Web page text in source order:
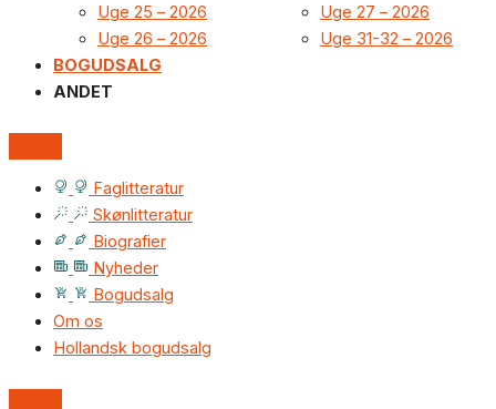
Uge 25 – 2026
Uge 26 – 2026
Uge 27 – 2026
Uge 31-32 – 2026
BOGUDSALG
ANDET
Faglitteratur
Skønlitteratur
Biografier
Nyheder
Bogudsalg
Om os
Hollandsk bogudsalg